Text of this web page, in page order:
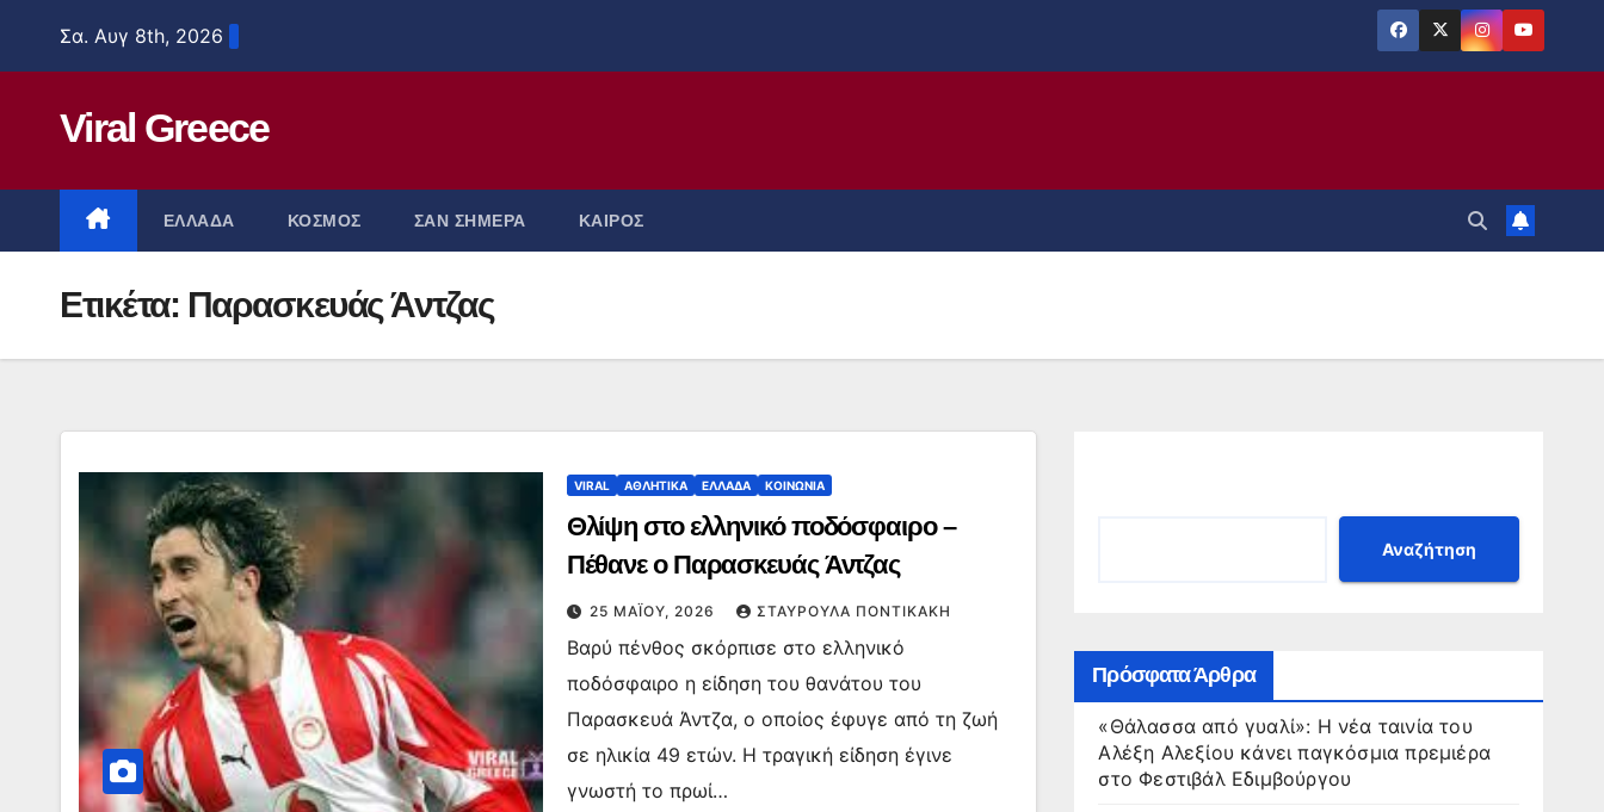
Σα. Αυγ 8th, 2026
Viral Greece
ΕΛΛΑΔΑ ΚΟΣΜΟΣ ΣΑΝ ΣΗΜΕΡΑ ΚΑΙΡΟΣ
Ετικέτα: Παρασκευάς Άντζας
VIRAL ΑΘΛΗΤΙΚΑ ΕΛΛΑΔΑ ΚΟΙΝΩΝΙΑ
Θλίψη στο ελληνικό ποδόσφαιρο –
Πέθανε ο Παρασκευάς Άντζας
25 ΜΑΪ́ΟΥ, 2026 ΣΤΑΥΡΟΎΛΑ ΠΟΝΤΙΚΆΚΗ
Βαρύ πένθος σκόρπισε στο ελληνικό
ποδόσφαιρο η είδηση του θανάτου του
Παρασκευά Άντζα, ο οποίος έφυγε από τη ζωή
σε ηλικία 49 ετών. Η τραγική είδηση έγινε
γνωστή το πρωί…
Αναζήτηση
Πρόσφατα Άρθρα
«Θάλασσα από γυαλί»: Η νέα ταινία του
Αλέξη Αλεξίου κάνει παγκόσμια πρεμιέρα
στο Φεστιβάλ Εδιμβούργου